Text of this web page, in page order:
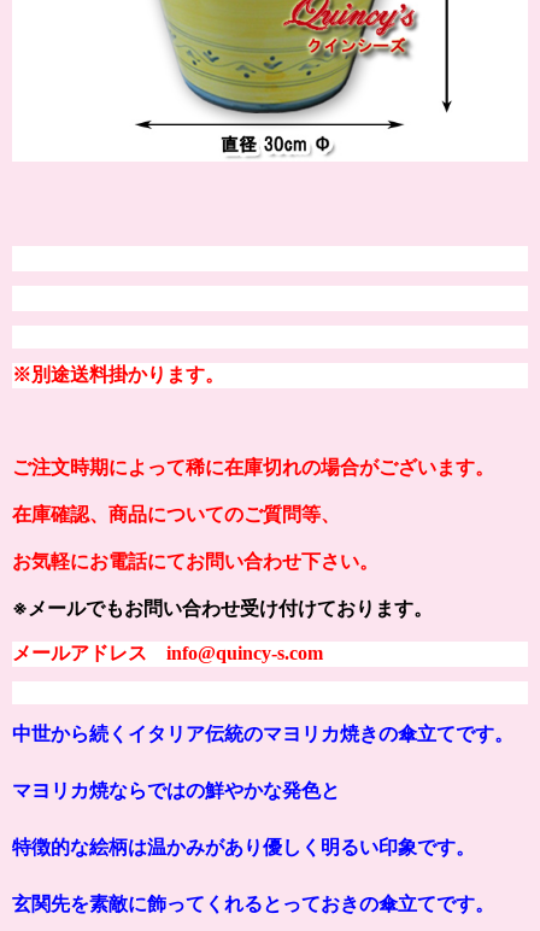
※別途送料掛かります。
ご注文時期によって稀に在庫切れの場合がございます。
在庫確認、商品についてのご質問等、
お気軽にお電話にてお問い合わせ下さい。
※メールでもお問い合わせ受け付けております。
メールアドレス info@quincy-s.com
中世から続くイタリア伝統のマヨリカ焼きの傘立てです。
マヨリカ焼ならではの鮮やかな発色と
特徴的な絵柄は温かみがあり優しく明るい印象です。
玄関先を素敵に飾ってくれるとっておきの傘立てです。